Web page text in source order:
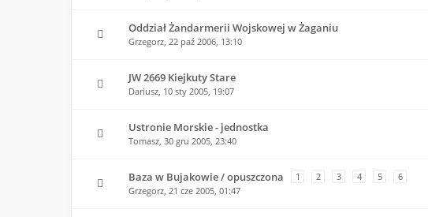
Oddział Żandarmerii Wojskowej w Żaganiu
Grzegorz, 22 paź 2006, 13:10
JW 2669 Kiejkuty Stare
Dariusz, 10 sty 2005, 19:07
Ustronie Morskie - jednostka
Tomasz, 30 gru 2005, 23:40
Baza w Bujakowie / opuszczona 1 2 3 4 5
6
Grzegorz, 21 cze 2005, 01:47